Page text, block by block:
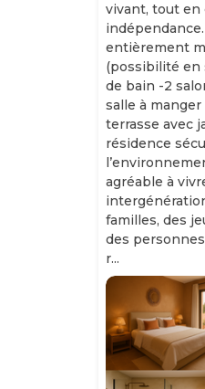
vivant, tout en
entièrement
(possibilité en
de bain -2
salle à
terrasse avec
résidence
agréable à
familles, des
des
r...
Slide 1 of 11